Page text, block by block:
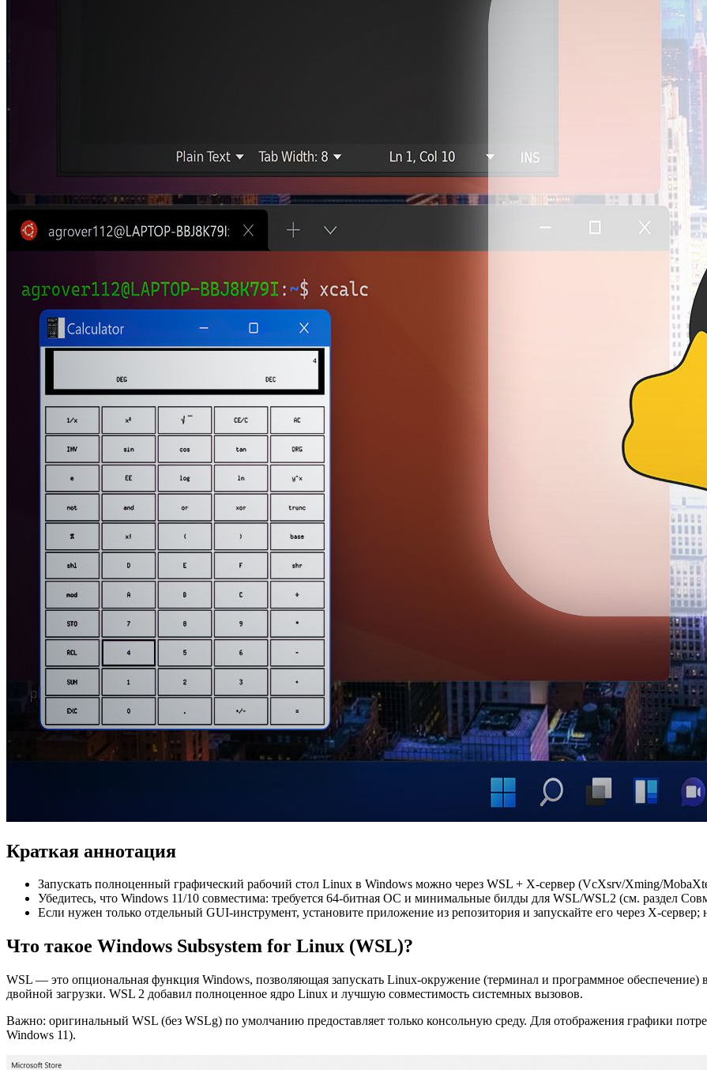
Краткая аннотация
Запускать полноценный графический рабочий стол Linux в Windows можно через WSL + X‑сервер (VcXsrv/Xming/
Убедитесь, что Windows 11/10 совместима: требуется 64‑битная ОС и минимальные билды для WSL/WSL2 (см. раздел
Если нужен только отдельный GUI‑инструмент, установите приложение из репозитория и запускайте его через
Что такое Windows Subsystem for Linux (WSL)?
WSL — это опциональная функция Windows, позволяющая запускать Linux‑окружение (терминал и программное обеспечение)
двойной загрузки. WSL 2 добавил полноценное ядро Linux и лучшую совместимость системных вызовов.
Важно: оригинальный WSL (без WSLg) по умолчанию предоставляет только консольную среду. Для отображения графики
Windows 11).